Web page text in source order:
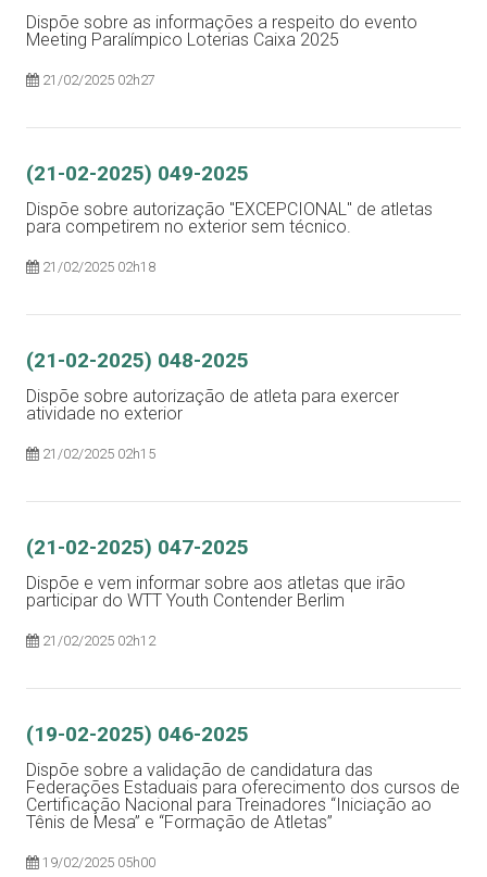
Dispõe sobre as informações a respeito do evento
Meeting Paralímpico Loterias Caixa 2025
21/02/2025 02h27
(21-02-2025) 049-2025
Dispõe sobre autorização ''EXCEPCIONAL'' de atletas
para competirem no exterior sem técnico.
21/02/2025 02h18
(21-02-2025) 048-2025
Dispõe sobre autorização de atleta para exercer
atividade no exterior
21/02/2025 02h15
(21-02-2025) 047-2025
Dispõe e vem informar sobre aos atletas que irão
participar do WTT Youth Contender Berlim
21/02/2025 02h12
(19-02-2025) 046-2025
Dispõe sobre a validação de candidatura das
Federações Estaduais para oferecimento dos cursos de
Certificação Nacional para Treinadores “Iniciação ao
Tênis de Mesa” e “Formação de Atletas”
19/02/2025 05h00